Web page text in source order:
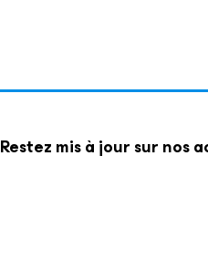
Restez mis à jour sur nos